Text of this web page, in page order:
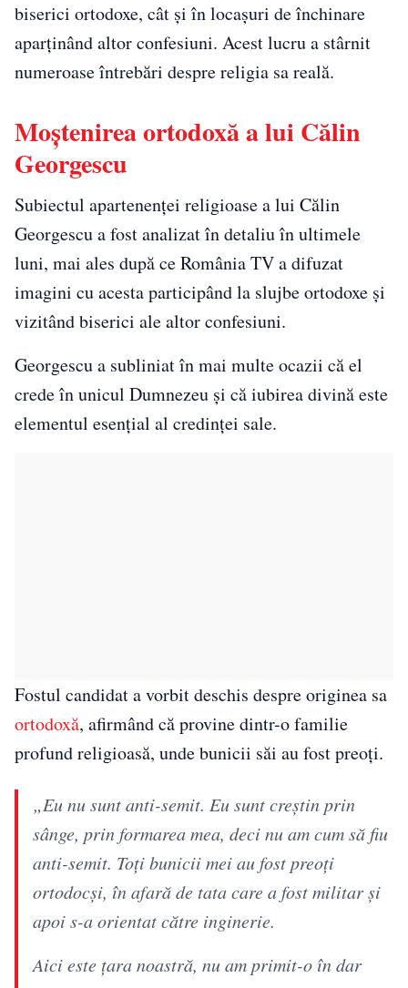
biserici ortodoxe, cât și în locașuri de închinare
aparținând altor confesiuni. Acest lucru a stârnit
numeroase întrebări despre religia sa reală.
Moștenirea ortodoxă a lui Călin
Georgescu
Subiectul apartenenței religioase a lui Călin
Georgescu a fost analizat în detaliu în ultimele
luni, mai ales după ce România TV a difuzat
imagini cu acesta participând la slujbe ortodoxe și
vizitând biserici ale altor confesiuni.
Georgescu a subliniat în mai multe ocazii că el
crede în unicul Dumnezeu și că iubirea divină este
elementul esențial al credinței sale.
Fostul candidat a vorbit deschis despre originea sa
ortodoxă, afirmând că provine dintr-o familie
profund religioasă, unde bunicii săi au fost preoți.
„Eu nu sunt anti-semit. Eu sunt creștin prin
sânge, prin formarea mea, deci nu am cum să fiu
anti-semit. Toți bunicii mei au fost preoți
ortodocși, în afară de tata care a fost militar și
apoi s-a orientat către inginerie.
Aici este țara noastră, nu am primit-o în dar